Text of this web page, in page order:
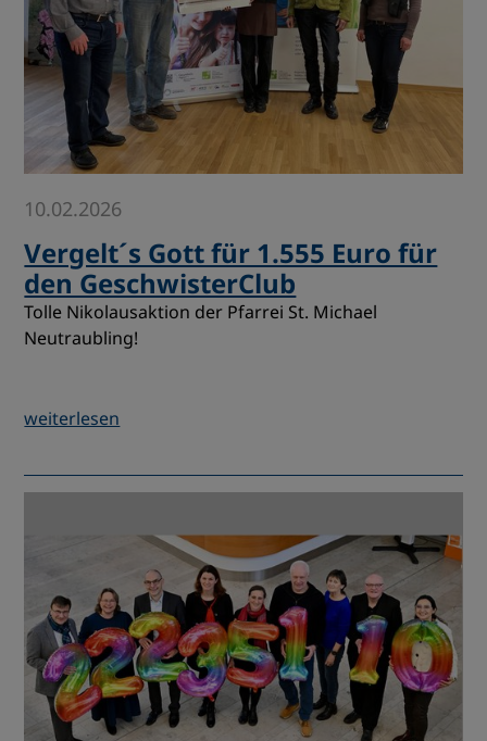
10.02.2026
Vergelt´s Gott für 1.555 Euro für
den GeschwisterClub
Tolle Nikolausaktion der Pfarrei St. Michael
Neutraubling!
weiterlesen